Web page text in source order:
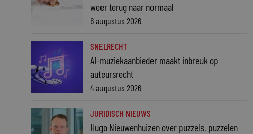
weer terug naar normaal
6 augustus 2026
SNELRECHT
AI-muziekaanbieder maakt inbreuk op
auteursrecht
4 augustus 2026
JURIDISCH NIEUWS
Hugo Nieuwenhuizen over puzzels, puzzelen